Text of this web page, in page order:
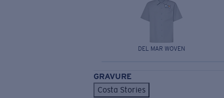
DEL MAR WOVEN
GRAVURE
Costa Stories